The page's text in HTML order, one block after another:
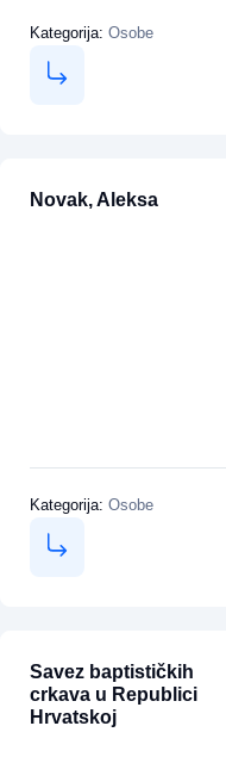
Kategorija: Osobe
Novak, Aleksa
Kategorija: Osobe
Savez baptističkih
crkava u Republici
Hrvatskoj